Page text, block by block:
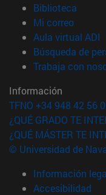
Biblioteca
Mi correo(abre
Aula virtual ADI
Búsqueda de
Trabaja con
Información
TFNO +34 948 42 56
¿QUÉ GRADO TE
¿QUÉ MÁSTER TE
© Universidad de
Información
Accesibilidad